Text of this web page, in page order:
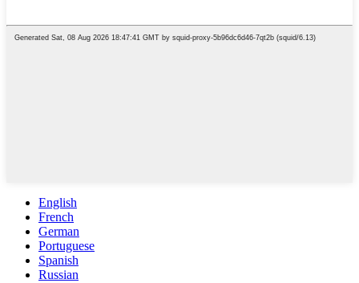
English
French
German
Portuguese
Spanish
Russian